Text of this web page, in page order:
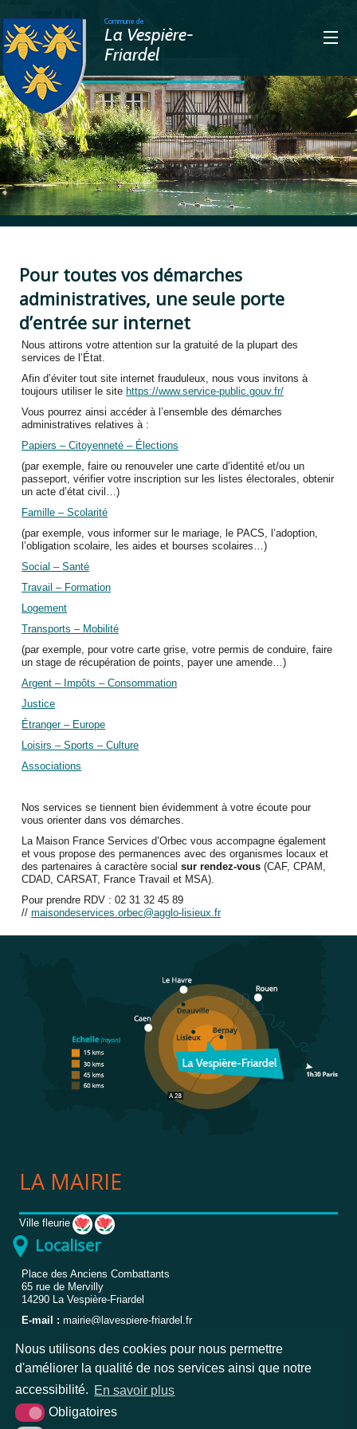
Nous utilisons des cookies pour nous permettre
d'améliorer la qualité de nos services ainsi que notre
accessibilité. En savoir plus
Obligatoires
Commune de
La Vespière-
Friardel
>
Pour toutes vos démarches
administratives, une seule porte
d’entrée sur internet
Nous attirons votre attention sur la gratuité de la plupart des
services de l’État.
Afin d’éviter tout site internet frauduleux, nous vous invitons à
toujours utiliser le site https://www.service-public.gouv.fr/
Vous pourrez ainsi accéder à l’ensemble des démarches
administratives relatives à :
Papiers – Citoyenneté – Élections
(par exemple, faire ou renouveler une carte d’identité et/ou un
passeport, vérifier votre inscription sur les listes électorales, obtenir
un acte d’état civil…)
Famille – Scolarité
(par exemple, vous informer sur le mariage, le PACS, l’adoption,
l’obligation scolaire, les aides et bourses scolaires…)
Social – Santé
Travail – Formation
Logement
Transports – Mobilité
(par exemple, pour votre carte grise, votre permis de conduire, faire
un stage de récupération de points, payer une amende…)
Argent – Impôts – Consommation
Justice
Étranger – Europe
Loisirs – Sports – Culture
Associations
Nos services se tiennent bien évidemment à votre écoute pour
vous orienter dans vos démarches.
La Maison France Services d’Orbec vous accompagne également
et vous propose des permanences avec des organismes locaux et
des partenaires à caractère socialsur rendez-vous (CAF, CPAM,
CDAD, CARSAT, France Travail et MSA).
Pour prendre RDV :02 31 32 45 89
//maisondeservices.orbec@agglo-lisieux.fr
LA MAIRIE
Ville fleurie
Localiser
Place des Anciens Combattants
65 rue de Mervilly
14290 La Vespière-Friardel
E-mail : mairie@lavespiere-friardel.fr
Téléphone :
02.31.32.83.84
Horaires*
Lundi
8h30-12h30 et 13h30-17h
Mardi
8h30-12h30 et 13h30-17h
Mercredi
8h30-12h30 et 13h30-17h